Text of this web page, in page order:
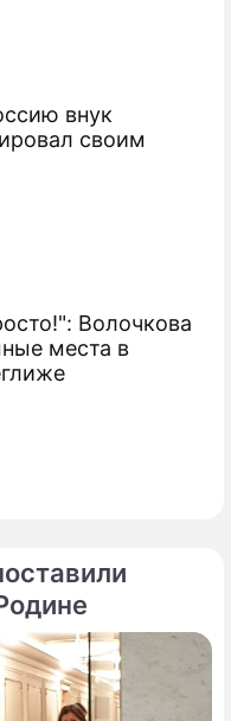
внук
своим
Волочкова
места в